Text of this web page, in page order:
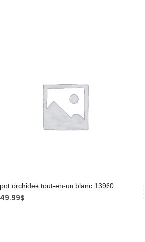
pot orchidee tout-en-un blanc 13960
49.99$